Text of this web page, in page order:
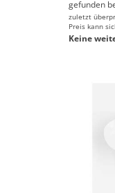
gefunden
zuletzt
Preis kann
Keine